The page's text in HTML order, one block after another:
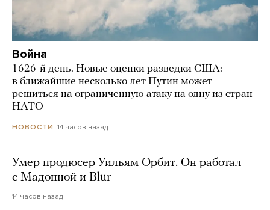
Война
1626-й день. Новые оценки разведки США:
в ближайшие несколько лет Путин может
решиться на ограниченную атаку на одну из стран
НАТО
НОВОСТИ 14 часов назад
Умер продюсер Уильям Орбит. Он работал
с Мадонной и Blur
14 часов назад